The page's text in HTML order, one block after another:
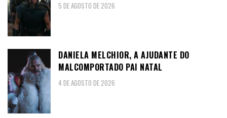
5 DE AGOSTO DE 2026
DANIELA MELCHIOR, A AJUDANTE DO
MALCOMPORTADO PAI NATAL
4 DE AGOSTO DE 2026